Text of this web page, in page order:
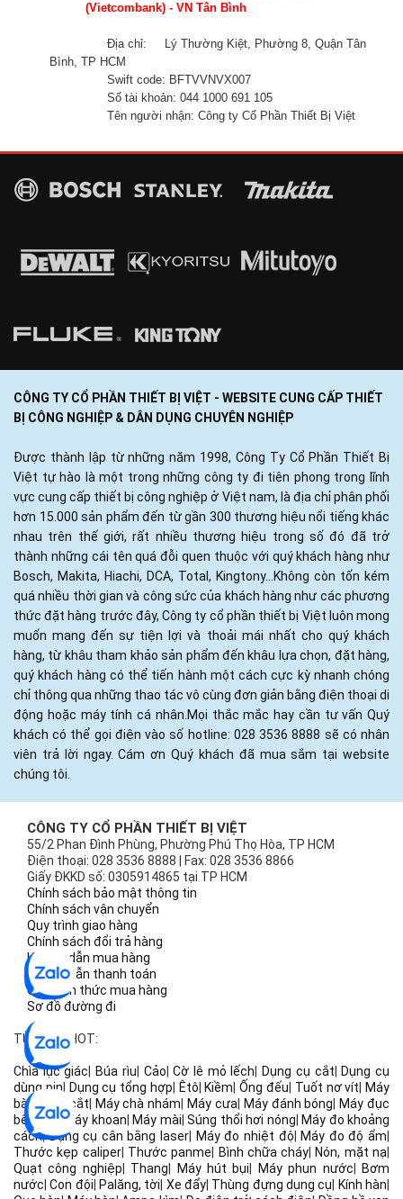
(Vietcombank) - VN Tân Bình
Địa chỉ:
Lý Thường Kiệt, Phường 8, Quận Tân
Bình, TP HCM
Swift code: BFTVVNVX007
Số tài khoản: 044 1000 691 105
Tên người nhận: Công ty Cổ Phần Thiết Bị Việt
CÔNG TY CỔ PHẦN THIẾT BỊ VIỆT - WEBSITE CUNG CẤP THIẾT
BỊ CÔNG NGHIỆP & DÂN DỤNG CHUYÊN NGHIỆP
Được thành lập từ những năm 1998, Công Ty Cổ Phần Thiết Bị
Việt tự hào là một trong những công ty đi tiên phong trong lĩnh
vực cung cấp thiết bị công nghiệp ở Việt nam, là địa chỉ phân phối
hơn 15.000 sản phẩm đến từ gần 300 thương hiệu nổi tiếng khác
nhau trên thế giới, rất nhiều thương hiệu trong số đó đã trở
thành những cái tên quá đỗi quen thuộc với quý khách hàng như
Bosch, Makita, Hiachi, DCA, Total, Kingtony...Không còn tốn kém
quá nhiều thời gian và công sức của khách hàng như các phương
thức đặt hàng trước đây, Công ty cổ phần thiết bị Việt luôn mong
muốn mang đến sự tiện lợi và thoải mái nhất cho quý khách
hàng, từ khâu tham khảo sản phẩm đến khâu lựa chọn, đặt hàng,
quý khách hàng có thể tiến hành một cách cực kỳ nhanh chóng
chỉ thông qua những thao tác vô cùng đơn giản bằng điện thoại di
động hoặc máy tính cá nhân.Mọi thắc mắc hay cần tư vấn Quý
khách có thể gọi điện vào số hotline: 028 3536 8888 sẽ có nhân
viên trả lời ngay. Cám ơn Quý khách đã mua sắm tại website
chúng tôi.
CÔNG TY CỔ PHẦN THIẾT BỊ VIỆT
55/2 Phan Đình Phùng, Phường Phú Thọ Hòa, TP HCM
Điện thoại: 028 3536 8888 | Fax: 028 3536 8866
Giấy ĐKKD số: 0305914865 tại TP HCM
Chính sách bảo mật thông tin
Chính sách vận chuyển
Quy trình giao hàng
Chính sách đổi trả hàng
Hướng dẫn mua hàng
Hướng dẫn thanh toán
Các hình thức mua hàng
Sơ đồ đường đi
TỪ KHÓA HOT:
Chìa lục giác Búa rìu Cảo |Cờ lê mỏ lếch Dụng cụ cắt
Dụng cụ
dùng pin
Dụng cụ tổng hợp Êtô Kiềm |Ống đếu Tuốt nơ vít
Máy
bào|Máy cắt Máy chà nhám Máy cưa Máy đánh bóng
Máy đục
bê tông|Máy khoan Máy mài Súng thổi hơi nóng Máy đo khoảng
cách|Dụng cụ cân bằng laser Máy đo nhiệt độ Máy đo độ ẩm
Thước kẹp caliper| Thước panme Bình chữa cháy Nón, mặt nạ
Quạt công nghiệp
Thang Máy hút bụi Máy phun nước
Bơm
nước |Con đội Palăng, tời Xe đẩy Thùng đựng dụng cụ Kính hàn